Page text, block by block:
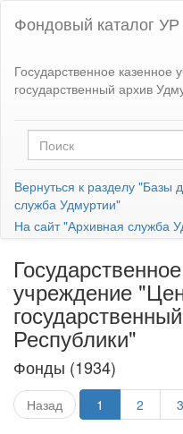
Фондовый каталог УР
Государственное
государственный архив
Вернуться к разделу "Базы
служба Удмуртии"
На сайт "Архивная служба
учреждение
Республики"
Фонды (1934)
Назад 1 2 3